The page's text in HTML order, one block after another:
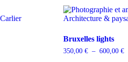
Bruxelles lights
350,00 € – 600,00 €